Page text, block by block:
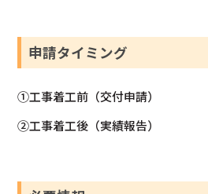
申請タイミング
①工事着工前（交付申請）
②工事着工後（実績報告）